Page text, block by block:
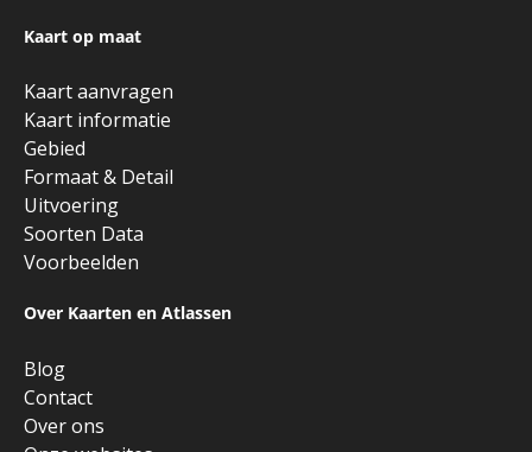
Kaart op maat
Kaart aanvragen
Kaart informatie
Gebied
Formaat & Detail
Uitvoering
Soorten Data
Voorbeelden
Over Kaarten en Atlassen
Blog
Contact
Over ons